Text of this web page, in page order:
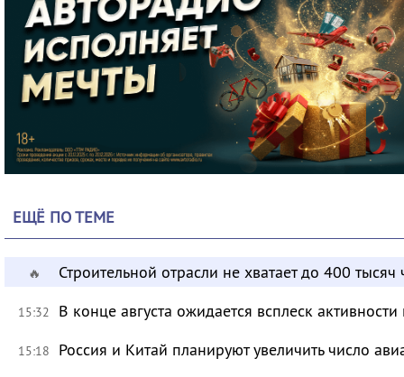
ЕЩЁ ПО ТЕМЕ
🔥 Строительной отрасли не хватает до 400 тысяч
15:32 В конце августа ожидается всплеск
15:18 Россия и Китай планируют увеличить число